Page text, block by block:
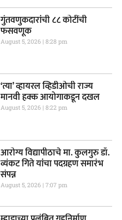
गुंतवणुकदारांची ८८ कोटींची
फसवणूक
August 5, 2026 8:28 pm
‘त्या’ व्हायरल व्हिडीओची राज्य
मानवी हक्क आयोगाकडून दखल
August 5, 2026 8:22 pm
आरोग्य विद्यापीठाचे मा. कुलगुरु डॉ.
व्यंकट गिते यांचा पदग्रहण समारंभ
संपन्न
August 5, 2026 7:07 pm